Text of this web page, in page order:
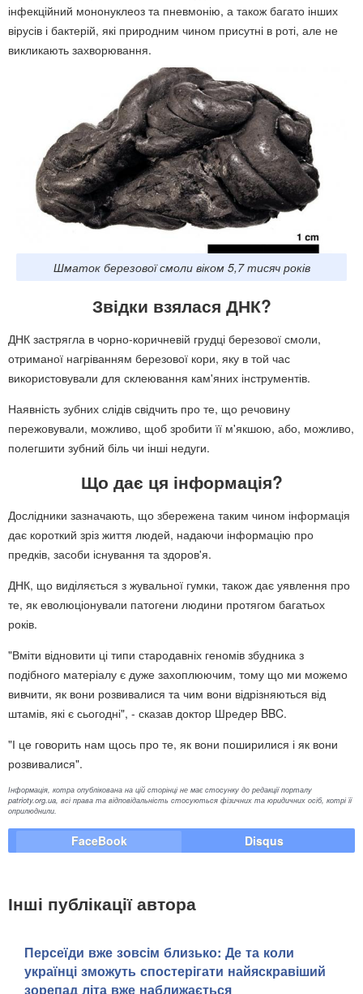
інфекційний мононуклеоз та пневмонію, а також багато інших
вірусів і бактерій, які природним чином присутні в роті, але не
викликають захворювання.
Шматок березової смоли віком 5,7 тисяч років
Звідки взялася ДНК?
ДНК застрягла в чорно-коричневій грудці березової смоли,
отриманої нагріванням березової кори, яку в той час
використовували для склеювання кам'яних інструментів.
Наявність зубних слідів свідчить про те, що речовину
пережовували, можливо, щоб зробити її м'якшою, або, можливо,
полегшити зубний біль чи інші недуги.
Що дає ця інформація?
Дослідники зазначають, що збережена таким чином інформація
дає короткий зріз життя людей, надаючи інформацію про
предків, засоби існування та здоров'я.
ДНК, що виділяється з жувальної гумки, також дає уявлення про
те, як еволюціонували патогени людини протягом багатьох
років.
"Вміти відновити ці типи стародавніх геномів збудника з
подібного матеріалу є дуже захоплюючим, тому що ми можемо
вивчити, як вони розвивалися та чим вони відрізняються від
штамів, які є сьогодні", - сказав доктор Шредер BBC.
"І це говорить нам щось про те, як вони поширилися і як вони
розвивалися".
Інформація, котра опублікована на цій сторінці не має стосунку до редакції порталу
patrioty.org.ua, всі права та відповідальність стосуються фізичних та юридичних осіб, котрі її
оприлюднили.
FaceBook Disqus
Інші публікації автора
Персеїди вже зовсім близько: Де та коли
українці зможуть спостерігати найяскравіший
зорепад літа вже наближається